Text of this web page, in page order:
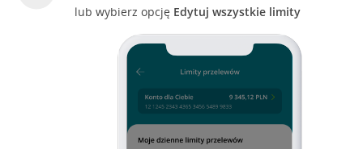
lub wybierz opcję Edytuj wszystkie limity